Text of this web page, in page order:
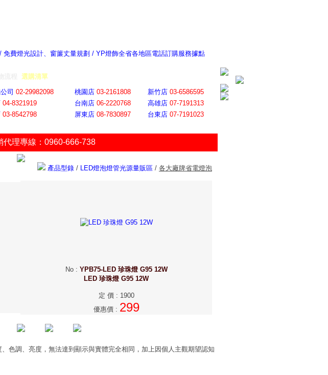
免費燈光設計、窗簾丈量規劃 / YP燈飾全省各地區電話訂購服務據點
選購清單
司 02-29982098 桃園店 03-2161808 新竹店 03-6586595
04-8321919 台南店 06-2220768 高雄店 07-7191313
03-8542798 屏東店 08-7830897 台東店 07-7191023
代理專線：0960-666-738
產品型錄 / LED燈泡燈管光源量販區 / 各大廠牌省電燈泡
No: YPB75-LED 珍珠燈 G95 12W
LED 珍珠燈 G95 12W
定 價: 1900
優惠價: 299
色調、亮度，無法達到顯示與實體完全相同，加上因個人主觀期望認知